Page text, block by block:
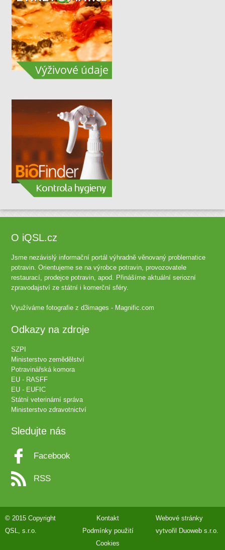
O iQSL.cz
Jsme nezávislý informační portál výhradně věnovaný problematice
potravin. Orientujeme se na výrobce potravin, provozovatele
restaurací, prodejce potravin, apod. Přinášíme aktuální seriozní
zpravodajství ze státní i komerční sféry.
Využíváme fotografie zd3images - Magnific.com
Odkazy na zdroje
SZPI
Ministerstvo zemědělství
Potravinářská komora
EU - RASFF
EU - EUFIC
Státní veterinární správa
Ministerstvo zdravotnictví
Sledujte nás
Facebook
RSS
© 2015 Copyright
QSL, s.r.o.
Kontakt
Podmínky použití
Cookies
Webové stránky
vytvořil
Duoweb s.r.o.